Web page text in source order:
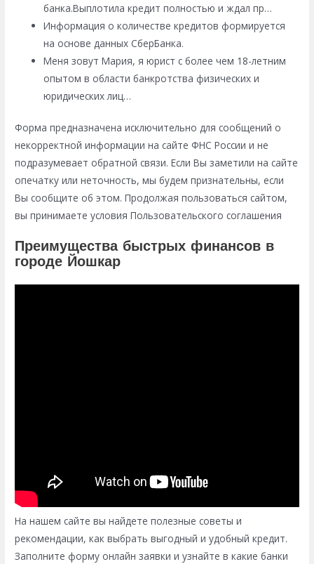
банка.Выплотила кредит полностью и ждал пр…
Информация о количестве кредитов формируется
на основе данных СберБанка.
Меня зовут Мария, я юрист с более чем 18-летним
опытом в области банкротства физических и
юридических лиц…
Форма предназначена исключительно для сообщений о
некорректной информации на сайте ФНС России и не
подразумевает обратной связи. Если Вы заметили на сайте
опечатку или неточность, мы будем признательны, если
Вы сообщите об этом. Продолжая пользоваться сайтом,
вы принимаете условия Пользовательского соглашения
Преимущества быстрых финансов в
городе Йошкар
На нашем сайте вы найдете полезные советы и
рекомендации, как выбрать выгодный и удобный кредит.
Заполните форму онлайн заявки и узнайте в какие банки